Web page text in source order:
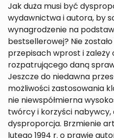
Jak duża musi być
wydawnictwa i autora, by
wynagrodzenie na
bestsellerowej? Nie
przepisach wprost i zależy
rozpatrującego daną
Jeszcze do niedawna
możliwości zastosowania
nie niewspółmierna
twórcy i korzyści nabywcy,
dysproporcja. Brzmienie
lutego 1994 r. o prawie